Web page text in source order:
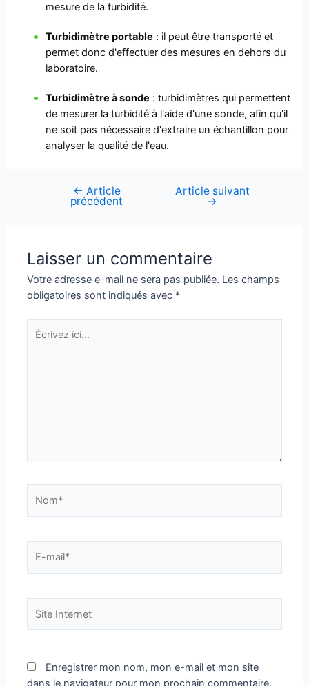
mesure de la turbidité.
Turbidimètre portable : il peut être transporté et
permet donc d'effectuer des mesures en dehors du
laboratoire.
Turbidimètre à sonde : turbidimètres qui permettent
de mesurer la turbidité à l'aide d'une sonde, afin qu'il
ne soit pas nécessaire d'extraire un échantillon pour
analyser la qualité de l'eau.
Navigation
← Article
précédent
Article suivant
→
Laisser un commentaire
Votre adresse e-mail ne sera pas publiée. Les champs
obligatoires sont indiqués avec *
Écrivez
ici…
mail*
Internet
Enregistrer mon nom, mon e-mail et mon site
dans le navigateur pour mon prochain commentaire.